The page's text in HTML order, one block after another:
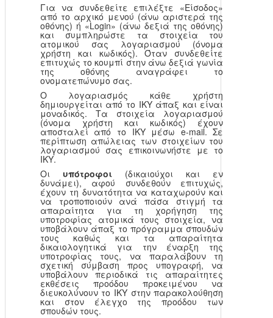
Για να συνδεθείτε επιλέξτε «Είσοδος»
από το αρχικό μενού (άνω αριστερά της
οθόνης) ή «Login» (άνω δεξιά της οθόνης)
και συμπληρώστε τα στοιχεία του
ατομικού σας λογαριασμού (όνομα
χρήστη και κωδικός). Όταν συνδεθείτε
επιτυχώς το κουμπί στην άνω δεξιά γωνία
της οθόνης αναγράφει το
ονοματεπώνυμο σας.
Ο λογαριασμός κάθε χρήστη
δημιουργείται από το ΙΚΥ άπαξ και είναι
μοναδικός. Τα στοιχεία λογαριασμού
(όνομα χρήστη και κωδικός) έχουν
αποσταλεί από το ΙΚΥ μέσω e-mail. Σε
περίπτωση απώλειας των στοιχείων του
λογαριασμού σας επικοινωνήστε με το
ΙΚΥ.
Οι υπότροφοι(δικαιούχοι και εν
δυνάμει), αφού συνδεθούν επιτυχώς,
έχουν τη δυνατότητα να καταχωρούν και
να τροποποιούν ανά πάσα στιγμή τα
απαραίτητα για τη χορήγηση της
υποτροφίας ατομικά τους στοιχεία, να
υποβάλουν άπαξ το πρόγραμμα σπουδών
τους καθώς και τα απαραίτητα
δικαιολογητικά για την έναρξη της
υποτροφίας τους, να παραλάβουν τη
σχετική σύμβαση προς υπογραφή, να
υποβάλουν περιοδικά τις απαραίτητες
εκθέσεις προόδου προκειμένου να
διευκολύνουν το ΙΚΥ στην παρακολούθηση
και στον έλεγχο της προόδου των
σπουδών τους.